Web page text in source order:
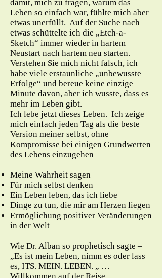
damit, mich zu fragen, warum das
Leben so einfach war, fühlte mich aber
etwas unerfüllt. Auf der Suche nach
etwas schüttelte ich die „Etch-a-
Sketch“ immer wieder in hartem
Neustart nach hartem neu starten.
Verstehen Sie mich nicht falsch, ich
habe viele erstaunliche „unbewusste
Erfolge“ und bereue keine einzige
Minute davon, aber ich wusste, dass es
mehr im Leben gibt.
Ich lebe jetzt dieses Leben. Ich zeige
mich einfach jeden Tag als die beste
Version meiner selbst, ohne
Kompromisse bei einigen Grundwerten
des Lebens einzugehen
Meine Wahrheit sagen
Für mich selbst denken
Ein Leben leben, das ich liebe
Dinge zu tun, die mir am Herzen liegen
Ermöglichung positiver Veränderungen
in der Welt
Wie Dr. Alban so prophetisch sagte –
„Es ist mein Leben, nimm es oder lass
es, ITS. MEIN. LEBEN. „ …
Willkommen auf der Reise.